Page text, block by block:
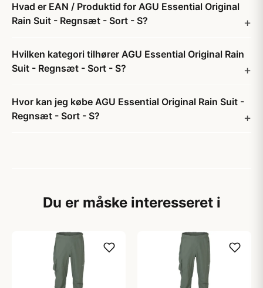
Hvad er EAN / Produktid for AGU Essential Original
Rain Suit - Regnsæt - Sort - S?
Hvilken kategori tilhører AGU Essential Original Rain
Suit - Regnsæt - Sort - S?
Hvor kan jeg købe AGU Essential Original Rain Suit -
Regnsæt - Sort - S?
Du er måske interesseret i